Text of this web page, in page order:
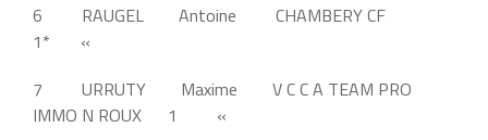
6 RAUGEL Antoine CHAMBERY CF
1* «
7 URRUTY Maxime V C C A TEAM PRO
IMMO N ROUX 1 «